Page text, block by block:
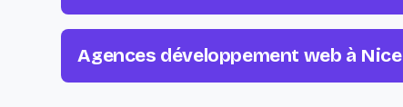
Agences développement web à Nice